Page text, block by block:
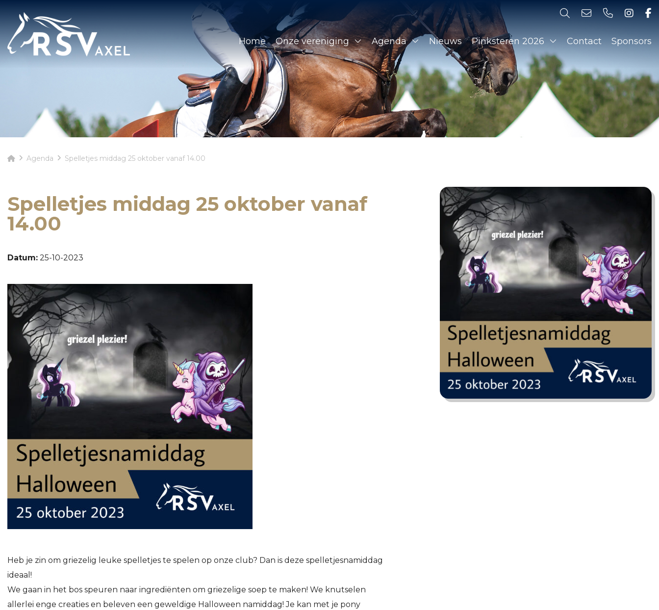
Home Onze vereniging Agenda Nieuws Pinksteren 2026 Contact Sponsors
Agenda Spelletjes middag 25 oktober vanaf 14.00
Spelletjes middag 25 oktober vanaf
14.00
Datum: 25-10-2023
Heb je zin om griezelig leuke spelletjes te spelen op onze club? Dan is deze spelletjesnamiddag
ideaal!
We gaan in het bos speuren naar ingrediënten om griezelige soep te maken! We knutselen
allerlei enge creaties en beleven een geweldige Halloween namiddag! Je kan met je pony